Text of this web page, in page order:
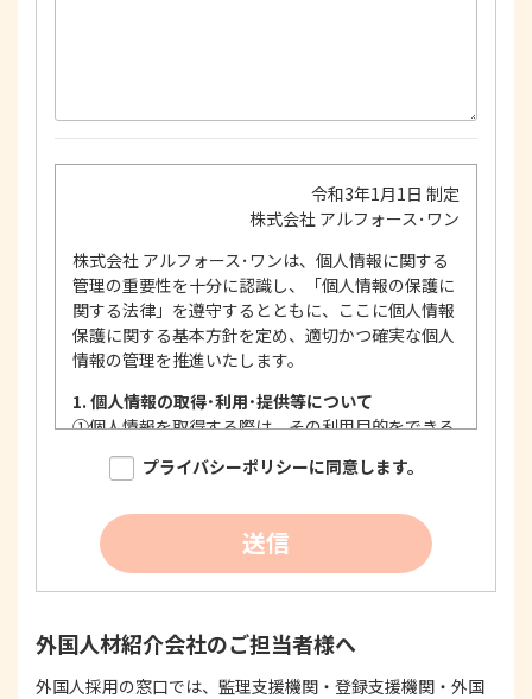
令和3年1月1日 制定
株式会社 アルフォース･ワン
株式会社 アルフォース･ワンは、個人情報に関する
管理の重要性を十分に認識し、「個人情報の保護に
関する法律」を遵守するとともに、ここに個人情報
保護に関する基本方針を定め、適切かつ確実な個人
情報の管理を推進いたします。
1. 個人情報の取得･利用･提供等について
①個人情報を取得する際は、その利用目的をできる
限り明確に特定し、その目的達成に必要な限度に
おいて適法かつ公正な手段を用い、同意を得て取
個人情報を利用する際は、本人に明示、通知、ま
たは公表した利用目的の範囲内に限定し、それに
反する目的外利用を行なわないための措置を講じ
する際は、本人が同意を与えた利用目的の範囲内
で、適法にこれを行います。
プライバシーポリシーに同意します。
送信
外国人材紹介会社のご担当者様へ
外国人採用の窓口では、監理支援機関・登録支援機関・外国